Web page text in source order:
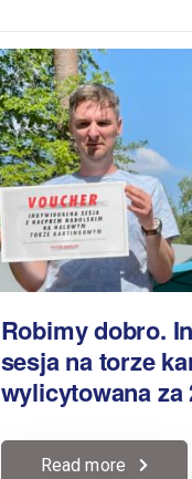
Robimy dobro.
sesja na torze
wylicytowana za
Read more